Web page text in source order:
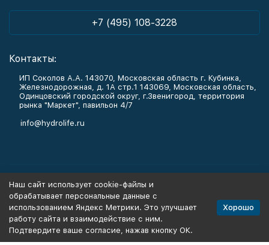
+7 (495) 108-3228
Контакты:
ИП Соколов А.А. 143070, Московская область г. Кубинка,
Железнодорожная, д. 1А стр.1 143069, Московская область,
Одинцовский городской округ, г.Звенигород, территория
рынка "Маркет", павильон 4/7
info@hydrolife.ru
Информация
Наш сайт использует cookie-файлы и
обрабатывает персональные данные с
использованием Яндекс Метрики. Это улучшает
работу сайта и взаимодействие с ним.
Подтвердите ваше согласие, нажав кнопку ОК.
Хорошо